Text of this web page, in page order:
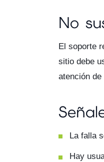
No
El soporte
sitio debe
atención
La falla
Hay